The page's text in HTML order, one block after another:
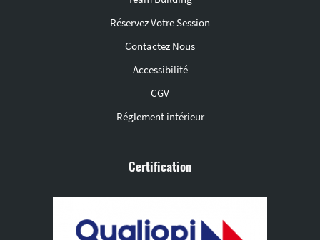
Réservez Votre Session
Contactez Nous
Accessibilité
CGV
Réglement intérieur
Certification